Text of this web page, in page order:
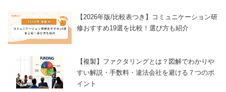
【2026年版/比較表つき】コミュニケーション研
修おすすめ19選を比較！選び方も紹介
【複製】ファクタリングとは？図解でわかりや
すい解説・手数料・違法会社を避ける７つのポ
イント